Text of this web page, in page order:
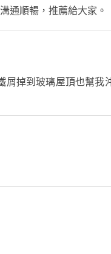
通順暢，推薦給大家。
掉到玻璃屋頂也幫我